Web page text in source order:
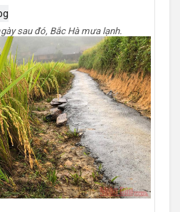
sau đó, Bắc Hà mưa lạnh.